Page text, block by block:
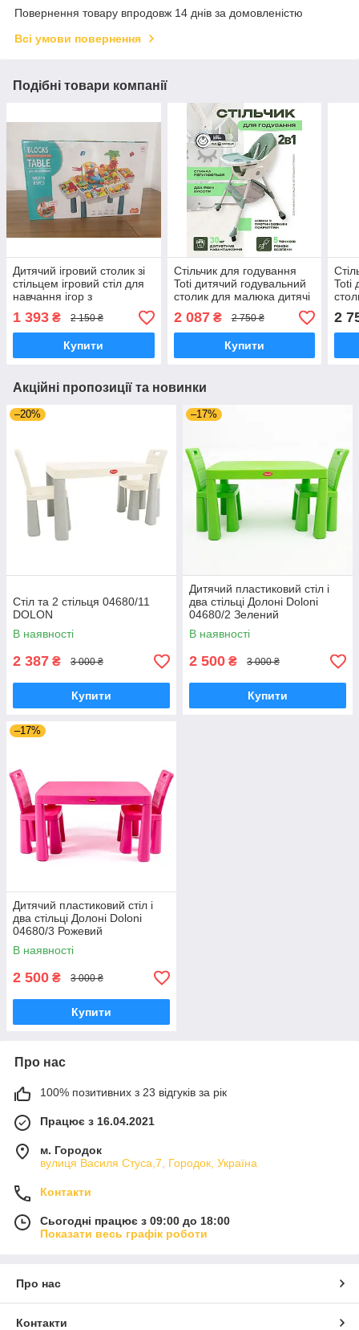
Повернення товару впродовж 14 днів за домовленістю
Всі умови повернення
Подібні товари компанії
Дитячий ігровий столик зі
стільцем ігровий стіл для
навчання ігор з
органайзерами +
конструктор блочний
1 393 ₴ 2 150 ₴
Купити
Стільчик для годування
Toti дитячий годувальний
столик для малюка дитячі
стільчики стілець для
годування зелений
2 087₴ 2 750 ₴
Купити
Toti
2
Акційні пропозиції та новинки
–20%
Cтіл та 2 стільця 04680/11
DOLON
В наявності
2 387 ₴ 3 000 ₴
Купити
–17%
Дитячий пластиковий стіл і
два стільці Долоні Doloni
04680/2 Зелений
В наявності
2 500 ₴ 3 000 ₴
Купити
–17%
Дитячий пластиковий стіл і
два стільці Долоні Doloni
04680/3 Рожевий
В наявності
2 500 ₴ 3 000 ₴
Купити
Про нас
100% позитивних з 23 відгуків за рік
Працює з 16.04.2021
м. Городок
вулиця Василя Стуса,7, Городок, Україна
Контакти
Сьогодні працює з 09:00 до 18:00
Показати весь графік роботи
Про нас
Контакти